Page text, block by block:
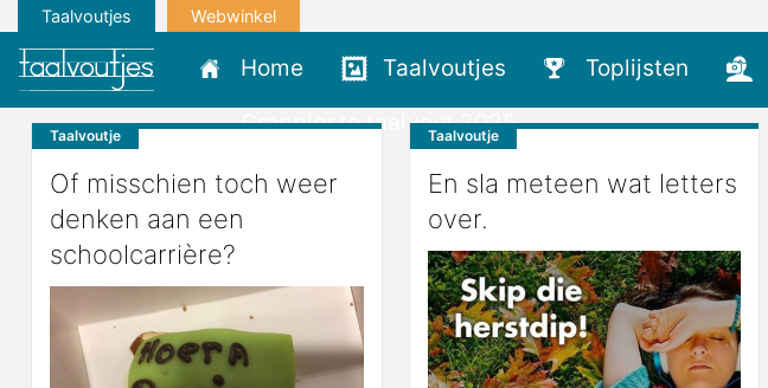
Taalvoutjes Webwinkel
Home Taalvoutjes Toplijsten
Grappigste taalvout 2025
Taalvoutje
Of misschien toch weer
denken aan een
schoolcarrière?
Taalvoutje
En sla meteen wat letters
over.